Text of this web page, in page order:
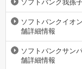
ソフトバンク我孫
ソフトバンクイオ
舗詳細情報
ソフトバンクサン
舗詳細情報